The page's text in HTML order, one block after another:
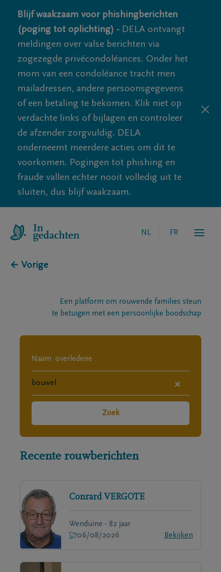
Blijf waakzaam voor phishingberichten
(poging tot oplichting) - DELA ontvangt
meldingen over valse berichten via
zogezegde privécondoléances. Onder het
mom van een condoléance tracht men
mailadressen, andere persoonsgegevens
of een betaling te bekomen. Klik niet op
verdachte links of bijlagen en controleer
de afzender zorgvuldig. DELA
onderneemt meerdere acties om dit te
voorkomen. Pogingen tot phishing en
fraude vallen echter nooit volledig uit te
sluiten, dus blijf waakzaam.
NL FR
← Vorige
Een platform om rouwende families steun
te betuigen met een persoonlijke boodschap
×
Zoek
Recente rouwberichten
Conrard VERGOTE
Wenduine - 82 jaar
06/08/2026
Bekijken